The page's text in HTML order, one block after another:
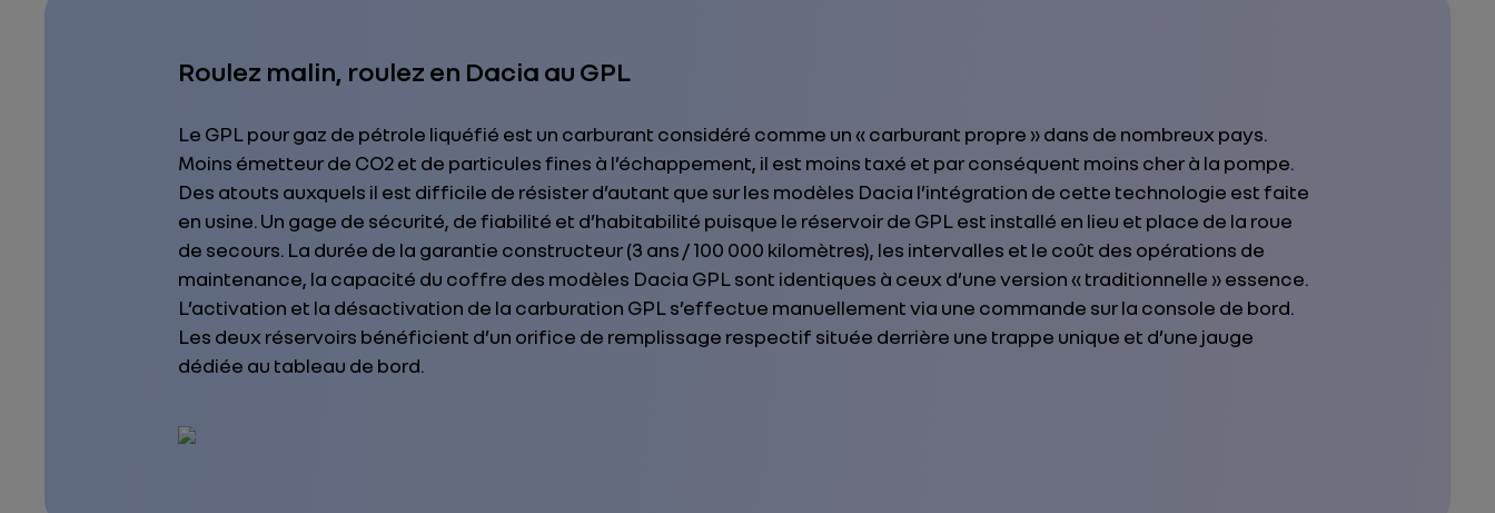
Roulez malin, roulez en Dacia au GPL
Le GPL pour gaz de pétrole liquéfié est un carburant considéré comme un « carburant propre » dans de nombreux pays.
Moins émetteur de CO2 et de particules fines à l’échappement, il est moins taxé et par conséquent moins cher à la pompe.
Des atouts auxquels il est difficile de résister d’autant que sur les modèles Dacia l’intégration de cette technologie est faite
en usine. Un gage de sécurité, de fiabilité et d’habitabilité puisque le réservoir de GPL est installé en lieu et place de la roue
de secours. La durée de la garantie constructeur (3 ans / 100 000 kilomètres), les intervalles et le coût des opérations de
maintenance, la capacité du coffre des modèles Dacia GPL sont identiques à ceux d’une version « traditionnelle » essence.
L’activation et la désactivation de la carburation GPL s’effectue manuellement via une commande sur la console de bord.
Les deux réservoirs bénéficient d’un orifice de remplissage respectif située derrière une trappe unique et d’une jauge
dédiée au tableau de bord.